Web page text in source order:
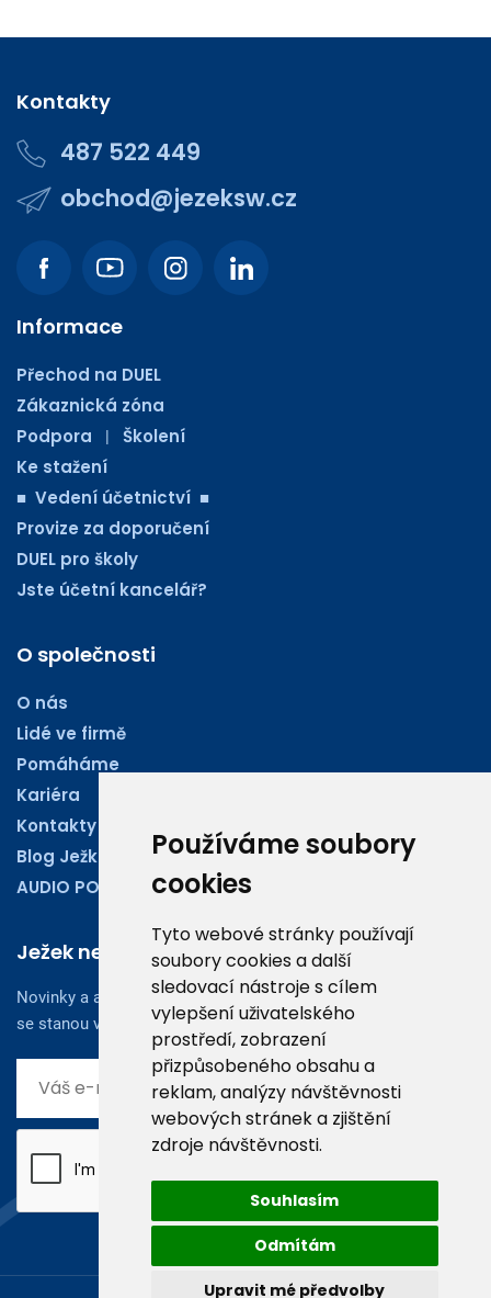
Používáme soubory
cookies
Tyto webové stránky používají
soubory cookies a další
sledovací nástroje s cílem
vylepšení uživatelského
prostředí, zobrazení
přizpůsobeného obsahu a
reklam, analýzy návštěvnosti
webových stránek a zjištění
zdroje návštěvnosti.
Souhlasím
Odmítám
Upravit mé předvolby
Kontakty
487 522 449
obchod@jezeksw.cz
Informace
Přechod na DUEL
Zákaznická zóna
Podpora
| Školení
Ke stažení
■ Vedení účetnictví ■
Provize za doporučení
DUEL pro školy
Jste účetní kancelář?
O společnosti
O nás
Lidé ve firmě
Pomáháme
Kariéra
Kontakty
Blog Ježkoviny
AUDIO PODCASTY
Ježek newsletter
Novinky a aktuality z oboru účetnictví, obchodu či legislativy
se stanou vaším dobrým rádcem.